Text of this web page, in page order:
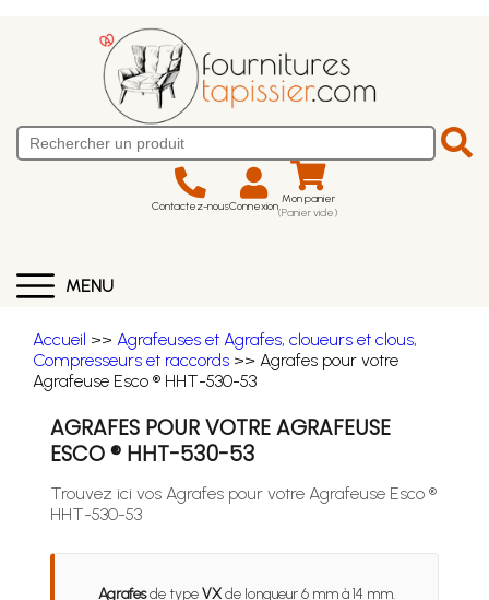
Contactez-nousConnexion Mon panier
(Panier vide)
MENU
Accueil >> Agrafeuses et Agrafes, cloueurs et clous,
Compresseurs et raccords >> Agrafes pour votre
Agrafeuse Esco ® HHT-530-53
AGRAFES POUR VOTRE AGRAFEUSE
ESCO ® HHT-530-53
Trouvez ici vos Agrafes pour votre Agrafeuse Esco ®
HHT-530-53
Agrafesde typeVXde longueur 6 mm à 14 mm.